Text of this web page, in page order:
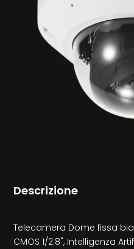
Descrizione
Telecamera Dome fissa
CMOS 1/2.8", Intelligenza